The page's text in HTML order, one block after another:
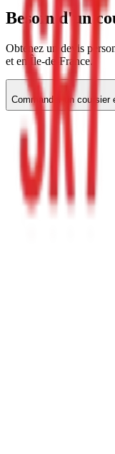
Besoin d'un
Obtenez un devis
et en Île-de-France.
Commander un coursier
SRT